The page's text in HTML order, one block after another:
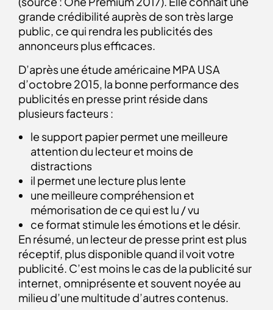
grande crédibilité auprès de son très large
public, ce qui rendra les publicités des
annonceurs plus efficaces.
D’après une étude américaine MPA USA
d’octobre 2015, la bonne performance des
publicités en presse print réside dans
plusieurs facteurs :
le support papier permet une meilleure
attention du lecteur et moins de
distractions
il permet une lecture plus lente
une meilleure compréhension et
mémorisation de ce qui est lu / vu
ce format stimule les émotions et le désir.
En résumé, un lecteur de presse print est plus
réceptif, plus disponible quand il voit votre
publicité. C’est moins le cas de la publicité sur
internet, omniprésente et souvent noyée au
milieu d’une multitude d’autres contenus.